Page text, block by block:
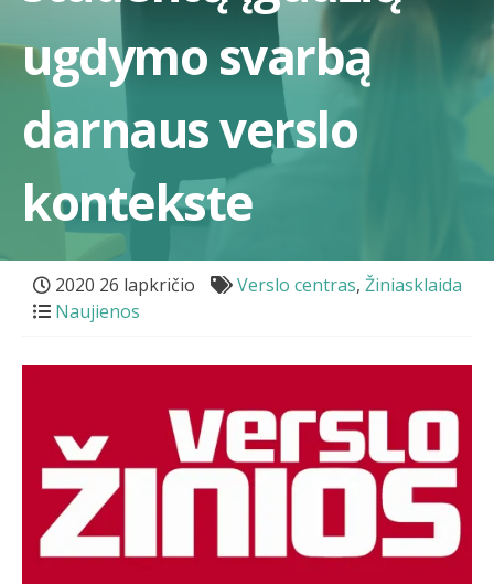
ugdymo svarbą
darnaus verslo
kontekste
2020 26 lapkričio Verslo centras, Žiniasklaida
Naujienos